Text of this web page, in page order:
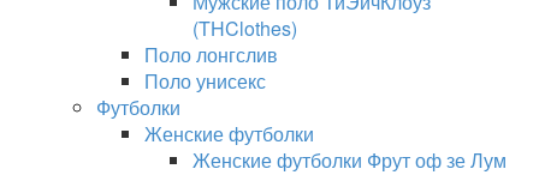
(THClothes)
Поло лонгслив
Поло унисекс
Футболки
Женские футболки
Женские футболки Фрут оф зе Лум